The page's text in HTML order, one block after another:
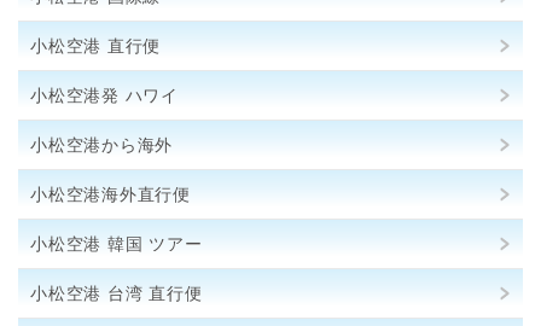
小松空港 直行便
小松空港発 ハワイ
小松空港から海外
小松空港海外直行便
小松空港 韓国 ツアー
小松空港 台湾 直行便